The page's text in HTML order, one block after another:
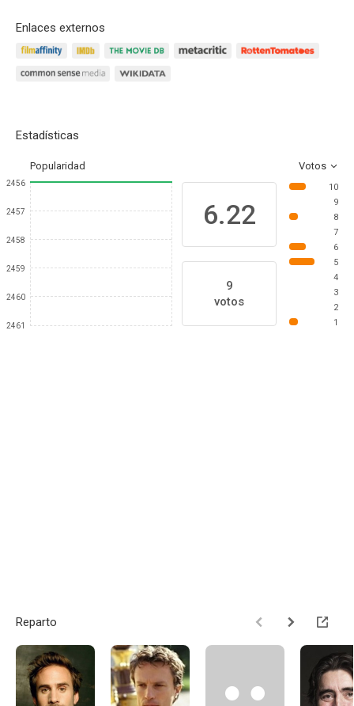
Enlaces externos
Estadísticas
Popularidad Votos
2456
2457
2458
2459
2460
2461
6.22
9
votos
10
9
8
7
6
5
4
3
2
1
Reparto